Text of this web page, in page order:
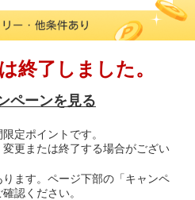
終了しました。
ペーンを見る
定ポイントです。
更または終了する場合がござい
ます。ページ下部の「キャンペ
認ください。